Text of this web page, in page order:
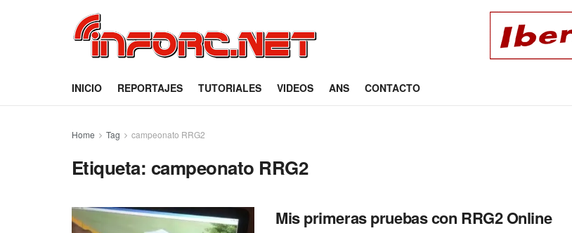
INICIO REPORTAJES TUTORIALES VIDEOS ANS CONTACTO
Home Tag campeonato RRG2
Etiqueta: campeonato RRG2
Mis primeras pruebas con RRG2 Online